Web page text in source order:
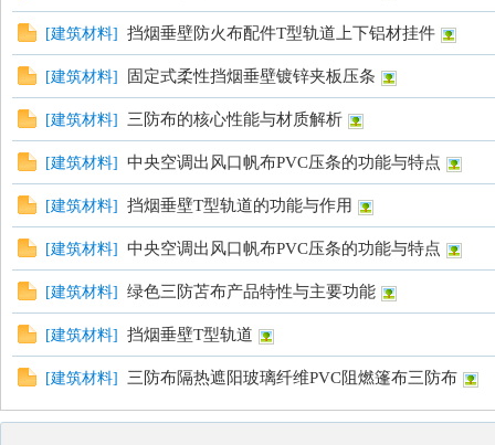
[建筑材料] 挡烟垂壁防火布配件T型轨道上下铝材挂件
[建筑材料] 固定式柔性挡烟垂壁镀锌夹板压条
[建筑材料] 三防布的核心性能与材质解析
[建筑材料] 中央空调出风口帆布PVC压条的功能与特点
[建筑材料] 挡烟垂壁T型轨道的功能与作用
[建筑材料] 中央空调出风口帆布PVC压条的功能与特点
[建筑材料] 绿色三防苫布产品特性与主要功能
[建筑材料] 挡烟垂壁T型轨道
[建筑材料] 三防布隔热遮阳玻璃纤维PVC阻燃篷布三防布